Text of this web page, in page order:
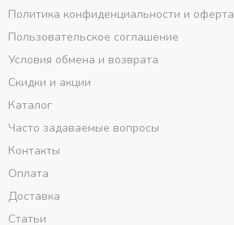
Политика конфиденциальности и оферта
Пользовательское соглашение
Условия обмена и возврата
Скидки и акции
Каталог
Часто задаваемые вопросы
Контакты
Оплата
Доставка
Статьи